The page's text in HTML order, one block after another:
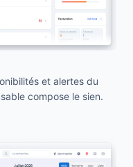
et alertes du
compose le sien.